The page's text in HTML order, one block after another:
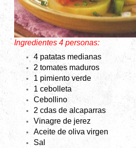
Ingredientes 4 personas:
4 patatas medianas
2 tomates maduros
1 pimiento verde
1 cebolleta
Cebollino
2 cdas de alcaparras
Vinagre de jerez
Aceite de oliva virgen
Sal